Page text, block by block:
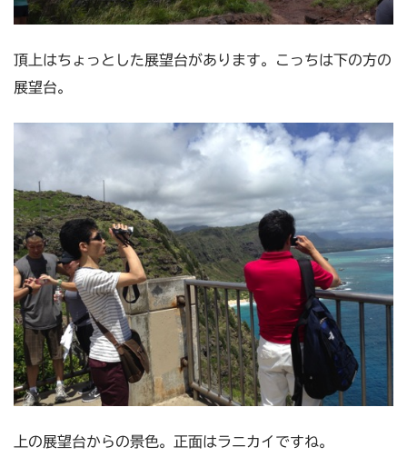
頂上はちょっとした展望台があります。こっちは下の方の
展望台。
上の展望台からの景色。正面はラニカイですね。